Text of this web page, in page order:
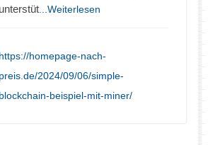
unterstüt ...Weiterlesen
https://homepage-nach-
preis.de/2024/09/06/simple-
blockchain-beispiel-mit-miner/